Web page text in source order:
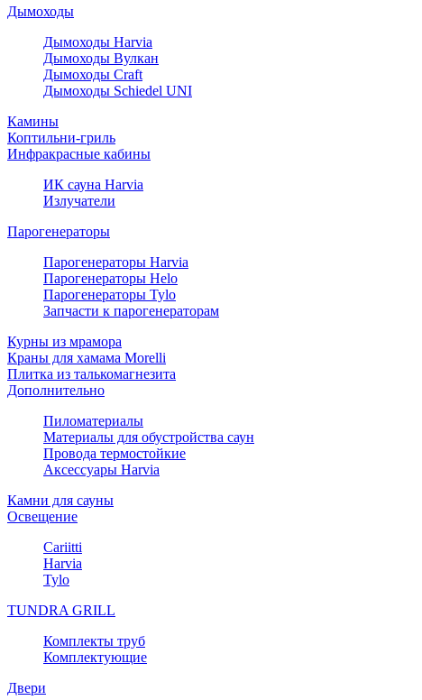
Дымоходы
Дымоходы Harvia
Дымоходы Вулкан
Дымоходы Craft
Дымоходы Schiedel UNI
Камины
Коптильни-гриль
Инфракрасные кабины
ИК сауна Harvia
Излучатели
Парогенераторы
Парогенераторы Harvia
Парогенераторы Helo
Парогенераторы Tylo
Запчасти к парогенераторам
Курны из мрамора
Краны для хамама Morelli
Плитка из талькомагнезита
Дополнительно
Пиломатериалы
Материалы для обустройства саун
Провода термостойкие
Аксессуары Harvia
Камни для сауны
Освещение
Cariitti
Harvia
Tylo
TUNDRA GRILL
Комплекты труб
Комплектующие
Двери